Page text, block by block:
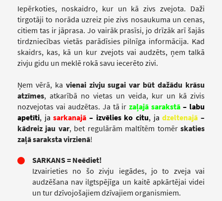
Iepērkoties, noskaidro, kur un kā zivs zvejota. Daži
tirgotāji to norāda uzreiz pie zivs nosaukuma un cenas,
citiem tas ir jāprasa. Jo vairāk prasīsi, jo drīzāk arī šajās
tirdzniecības vietās parādīsies pilnīga informācija. Kad
skaidrs, kas, kā un kur zvejots vai audzēts, ņem talkā
zivju gidu un meklē rokā savu iecerēto zivi.
Ņem vērā, ka vienai zivju sugai var būt dažādu krāsu
atzīmes, atkarībā no vietas un veida, kur un kā zivis
nozvejotas vai audzētas. Ja tā irzaļajā sarakstā – labu
apetīti, jasarkanajā – izvēlies ko citu, jadzeltenajā –
kādreiz jau var, bet regulārām maltītēm tomērskaties
zaļā saraksta virzienā!
SARKANS = Neēdiet!
Izvairieties no šo zivju iegādes, jo to zveja vai
audzēšana nav ilgtspējīga un kaitē apkārtējai videi
un tur dzīvojošajiem dzīvajiem organismiem.